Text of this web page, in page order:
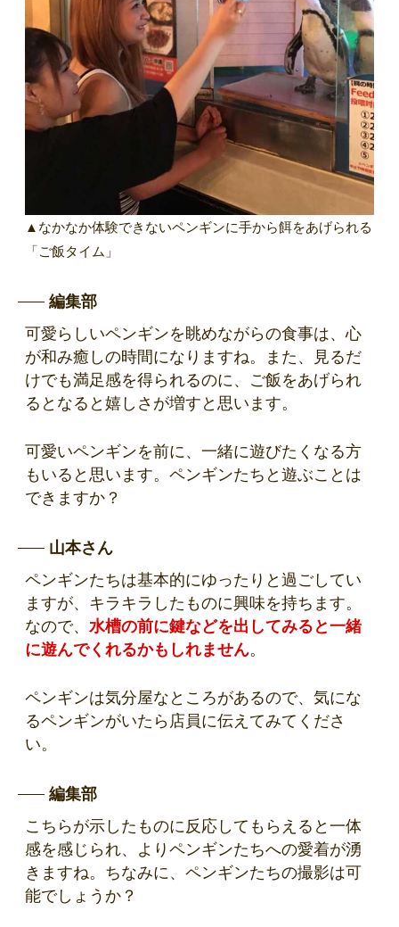
▲なかなか体験できないペンギンに手から餌をあげられる
「ご飯タイム」
編集部
可愛らしいペンギンを眺めながらの食事は、心
が和み癒しの時間になりますね。また、見るだ
けでも満足感を得られるのに、ご飯をあげられ
るとなると嬉しさが増すと思います。
可愛いペンギンを前に、一緒に遊びたくなる方
もいると思います。ペンギンたちと遊ぶことは
できますか？
山本さん
ペンギンたちは基本的にゆったりと過ごしてい
ますが、キラキラしたものに興味を持ちます。
なので、 水槽の前に鍵などを出してみると一緒
に遊んでくれるかもしれません。
ペンギンは気分屋なところがあるので、気にな
るペンギンがいたら店員に伝えてみてくださ
い。
編集部
こちらが示したものに反応してもらえると一体
感を感じられ、よりペンギンたちへの愛着が湧
きますね。ちなみに、ペンギンたちの撮影は可
能でしょうか？